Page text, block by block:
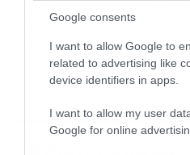
Google consents
I want to allow Google to
related to advertising like
device identifiers in apps.
I want to allow my user
Google for online
Μετά τους Τραυλό-
κλεισμένους παίκτες), τα
επιθετικό του Εθνικού
μεσοεπιθετικό του
ανακοινώνονται διαζύγια,
Τσούκλη. Στο… σημάδι του
επιθετική ενίσχυσή του
πληροφορίες του dokari.gr
Παναγιωτόπουλος (φωτό […]